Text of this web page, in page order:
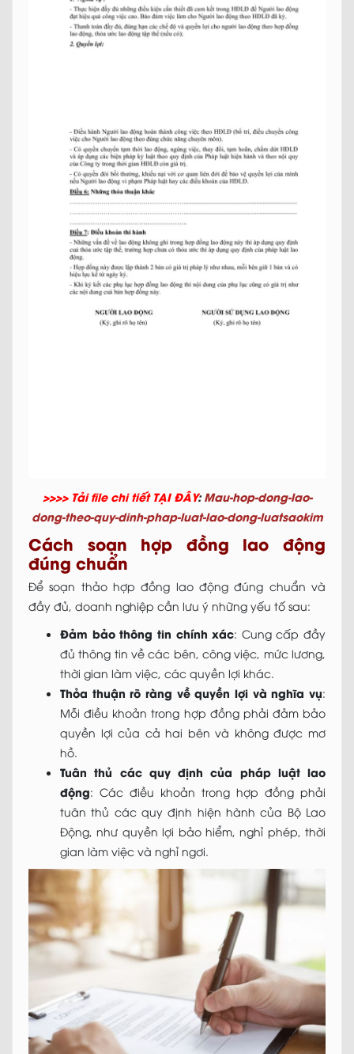
>>>> Tải file chi tiết TẠI ĐÂY:Mau-hop-dong-lao-
dong-theo-quy-dinh-phap-luat-lao-dong-luatsaokim
Cách soạn hợp đồng lao động
đúng chuẩn
Để soạn thảo hợp đồng lao động đúng chuẩn và
đầy đủ, doanh nghiệp cần lưu ý những yếu tố sau:
Đảm bảo thông tin chính xác: Cung cấp đầy
đủ thông tin về các bên, công việc, mức lương,
thời gian làm việc, các quyền lợi khác.
Thỏa thuận rõ ràng về quyền lợi và nghĩa vụ:
Mỗi điều khoản trong hợp đồng phải đảm bảo
quyền lợi của cả hai bên và không được mơ
hồ.
Tuân thủ các quy định của pháp luật lao
động: Các điều khoản trong hợp đồng phải
tuân thủ các quy định hiện hành của Bộ Lao
Động, như quyền lợi bảo hiểm, nghỉ phép, thời
gian làm việc và nghỉ ngơi.